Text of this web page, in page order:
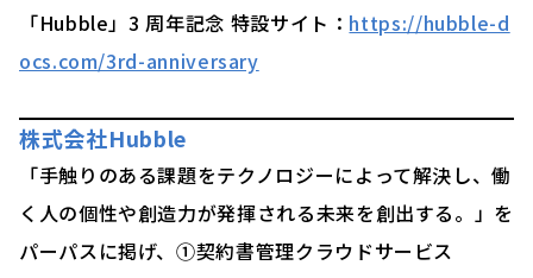
「Hubble」3 周年記念 特設サイト： https://hubble-d
ocs.com/3rd-anniversary
株式会社Hubble
「手触りのある課題をテクノロジーによって解決し、働
く人の個性や創造力が発揮される未来を創出する。」を
パーパスに掲げ、①契約書管理クラウドサービス